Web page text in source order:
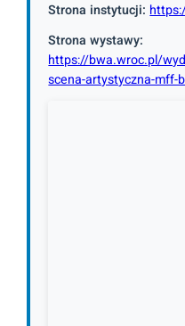
Strona instytucji:
Strona wystawy:
https://bwa.wroc.pl/
scena-artystyczna-mff-